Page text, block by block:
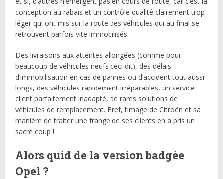
conception au rabais et un contrôle qualité clairement trop
léger qui ont mis sur la route des véhicules qui au final se
retrouvent parfois vite immobilisés.
Des livraisons aux attentes allongées (comme pour
beaucoup de véhicules neufs ceci dit), des délais
d’immobilisation en cas de pannes ou d’accident tout aussi
longs, des véhicules rapidement irréparables, un service
client parfaitement inadapté, de rares solutions de
véhicules de remplacement. Bref, l’image de Citroën et sa
manière de traiter une frange de ses clients en a pris un
sacré coup !
Alors quid de la version badgée
Opel ?